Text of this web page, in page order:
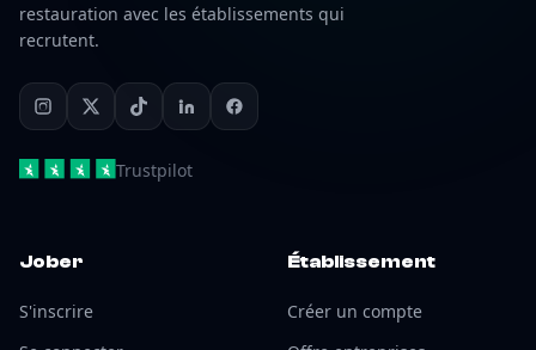
restauration avec les établissements qui
recrutent.
Trustpilot
Jober
S'inscrire
Établissement
Créer un compte